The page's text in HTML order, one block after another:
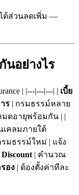
ด้ส่วนลดเพิ่ม —
นอย่างไร
| |---|---|---| | เบี้ย
ร | กรมธรรม์หลาย
ดอายุพร้อมกัน | |
เคลมภายใต้
มธรรม์ใหม่ | แจ้ง
| คำนวณ
อง | ต้องตั้งค่าทีละ